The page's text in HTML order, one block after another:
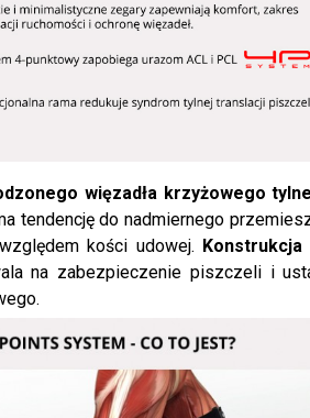
więzadła krzyżowego
tendencję do nadmiernego
kości udowej.
na zabezpieczenie piszczeli i